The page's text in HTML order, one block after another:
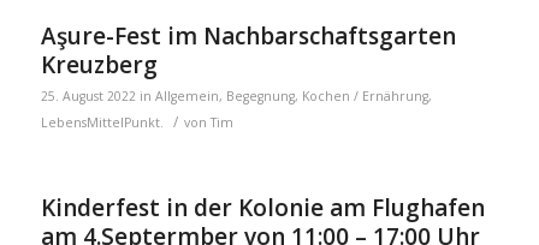
Aşure-Fest im Nachbarschaftsgarten
Kreuzberg
25. August 2022 in Allgemein, Begegnung, Kochen / Ernährung,
LebensMittelPunkt.
/ vonTim
Kinderfest in der Kolonie am Flughafen
am 4.Septermber von 11:00 – 17:00 Uhr